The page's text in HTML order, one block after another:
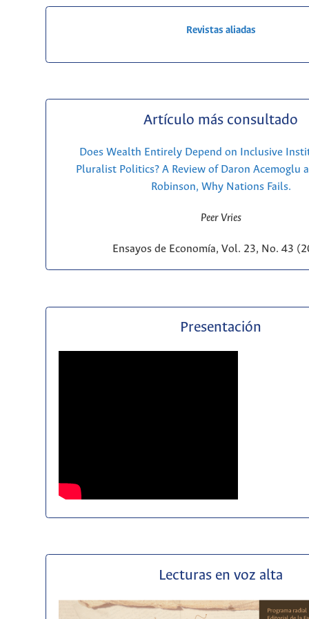
Revistas aliadas
Artículo más consultado
Does Wealth Entirely Depend on Inclusive
Pluralist Politics? A Review of Daron Acemoglu
Robinson, Why Nations Fails.
Peer Vries
Ensayos de Economía, Vol. 23, No. 43
Presentación
Lecturas en voz alta